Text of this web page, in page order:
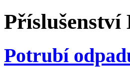
Příslušenství
Potrubí